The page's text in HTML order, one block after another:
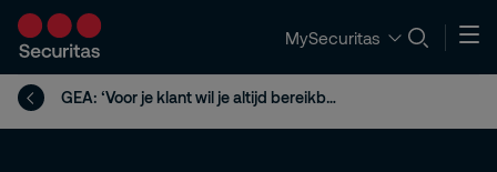
MySecuritas
GEA: ‘Voor je klant wil je altijd bereikbaar zijn’